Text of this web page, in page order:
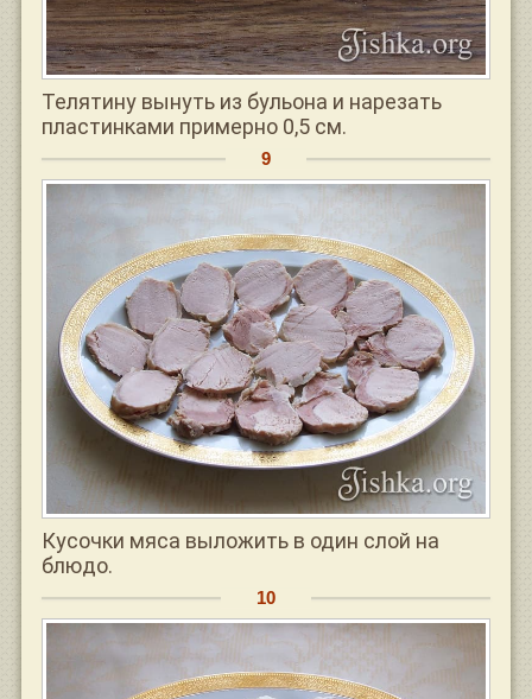
Телятину вынуть из бульона и нарезать
пластинками примерно 0,5 см.
Кусочки мяса выложить в один слой на
блюдо.